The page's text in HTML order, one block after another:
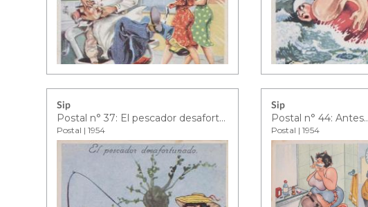
Sip
Postal n° 37: El pescador desafortunado
Postal | 1954
Sip
Postal n° 44:
Postal | 1954